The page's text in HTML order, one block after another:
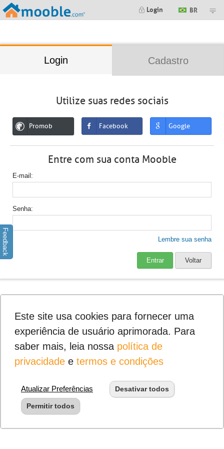
Login BR
Login Cadastro
Utilize suas redes sociais
Promob Facebook Google
Entre com sua conta Mooble
E-mail
Senha
Lembre sua senha
Entrar Voltar
Feedback
Este site usa cookies para fornecer uma
experiência de usuário aprimorada. Para
saber mais, leia nossa política de
privacidadee termos e condições
Atualizar Preferências Desativar todos
Permitir todos